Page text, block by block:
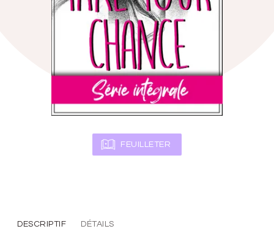
FEUILLETER
DESCRIPTIF DÉTAILS